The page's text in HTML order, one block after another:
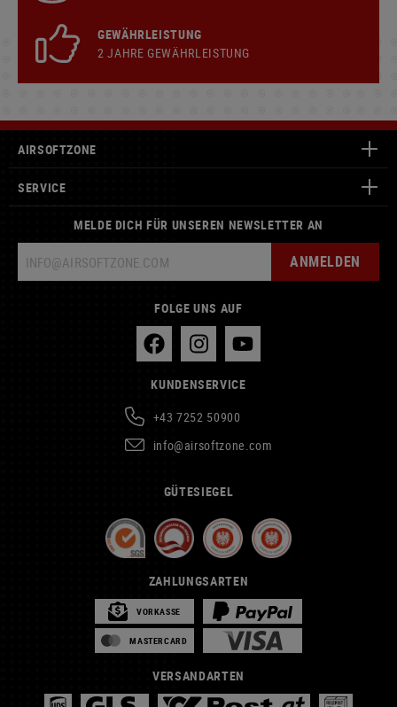
GEWÄHRLEISTUNG
2 JAHRE GEWÄHRLEISTUNG
AIRSOFTZONE
SERVICE
MELDE DICH FÜR UNSEREN NEWSLETTER AN
ANMELDEN
FOLGE UNS AUF
KUNDENSERVICE
+43 7252 50900
info@airsoftzone.com
GÜTESIEGEL
ZAHLUNGSARTEN
VORKASSE
MASTERCARD
VERSANDARTEN